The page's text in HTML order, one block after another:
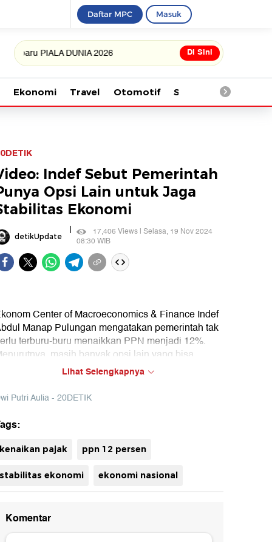
Daftar MPC Masuk
DUNIA 2026 Di Sini
Ekonomi Travel Otomotif Saintek
Indef Sebut Pemerintah
Opsi Lain untuk Jaga
Ekonomi
detikUpdate |
17,406 Views | Selasa, 19 Nov 2024
08:30 WIB
Center of Macroeconomics & Finance Indef
Manap Pulungan mengatakan pemerintah tak
terburu-buru menaikkan PPN menjadi 12%.
masih banyak opsi lain yang bisa
dijalankan untuk menjaga ekonomi nasional.
Lihat Selengkapnya
Putri Aulia - 20DETIK
kenaikan pajak ppn 12 persen
stabilitas ekonomi ekonomi nasional